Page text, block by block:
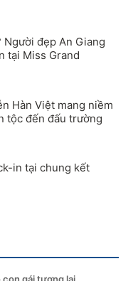
Người đẹp An Giang
tại Miss Grand
Hàn Việt mang niềm
tộc đến đấu trường
in tại chung kết